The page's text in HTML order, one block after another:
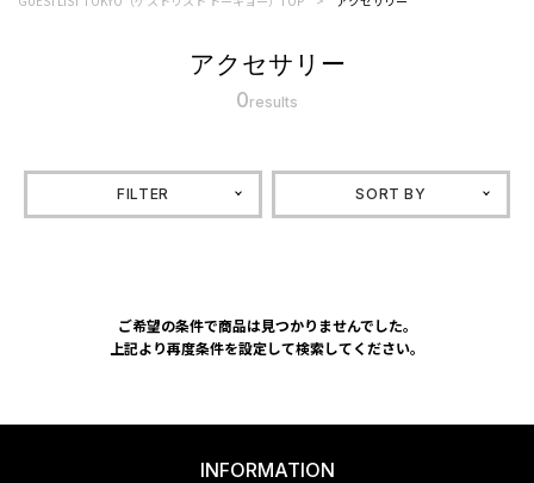
アクセサリー
0results
FILTER SORT BY
ご希望の条件で商品は見つかりませんでした。
上記より再度条件を設定して検索してください。
INFORMATION